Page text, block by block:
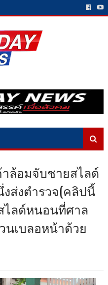
ล้อมจับชายสไลด์
ส่งตำรวจ(คลิปนี้
ไลด์หนอนที่ศาล
นเบลอหน้าด้วย